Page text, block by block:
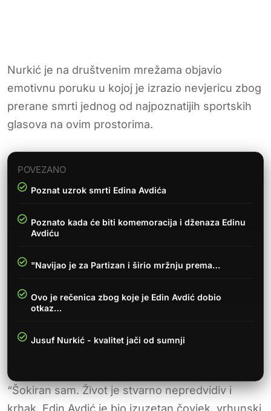
Nurkić je na društvenim mrežama objavio
emotivnu poruku u kojoj je izrazio nevjericu zbog
prerane smrti jednog od najpoznatijih sportskih
glasova na ovim prostorima.
POVEZANO
Poznat uzrok smrti Edina Avdića
Poznato kada će biti komemoracija i dženaza Edinu
Avdiću
"Navijao je za Partizan i širio mržnju prema…
Ovo je rečenica zbog koje je Edin Avdić dobio
otkaz…
Jusuf Nurkić - kvalitet jači od sumnji
“Šokiran sam. Život je stvarno nepredvidiv i
krhak. Edin Avdić je bio izuzetan čovjek, vrhunski